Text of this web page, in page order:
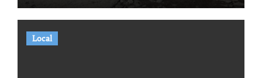
Local